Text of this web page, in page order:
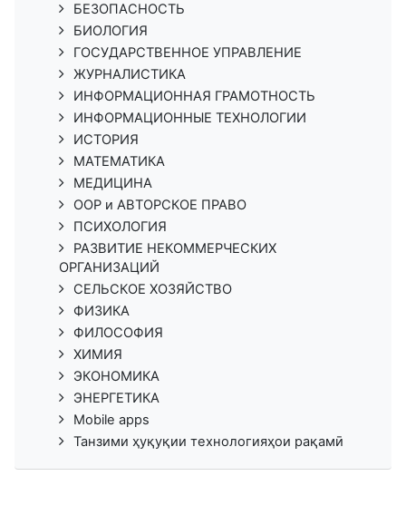
БЕЗОПАСНОСТЬ
БИОЛОГИЯ
ГОСУДАРСТВЕННОЕ УПРАВЛЕНИЕ
ЖУРНАЛИСТИКА
ИНФОРМАЦИОННАЯ ГРАМОТНОСТЬ
ИНФОРМАЦИОННЫЕ ТЕХНОЛОГИИ
ИСТОРИЯ
МАТЕМАТИКА
МЕДИЦИНА
ООР и АВТОРСКОЕ ПРАВО
ПСИХОЛОГИЯ
РАЗВИТИЕ НЕКОММЕРЧЕСКИХ
ОРГАНИЗАЦИЙ
СЕЛЬСКОЕ ХОЗЯЙСТВО
ФИЗИКА
ФИЛОСОФИЯ
ХИМИЯ
ЭКОНОМИКА
ЭНЕРГЕТИКА
Mobile apps
Танзими ҳуқуқии технологияҳои рақамӣ